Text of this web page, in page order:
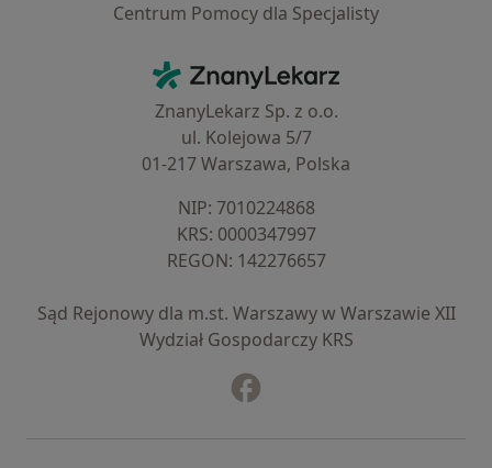
Centrum Pomocy dla Specjalisty
ZnanyLekarz - Strona główna
ZnanyLekarz Sp. z o.o.
ul. Kolejowa 5/7
01-217 Warszawa, Polska
NIP: ⁠7010224868
KRS: ⁠0000347997
REGON: ⁠142276657
Sąd Rejonowy dla m.st. Warszawy w Warszawie XII
Wydział Gospodarczy KRS